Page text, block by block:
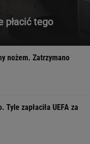
płacić tego
nożem. Zatrzymano
Tyle zapłaciła UEFA za